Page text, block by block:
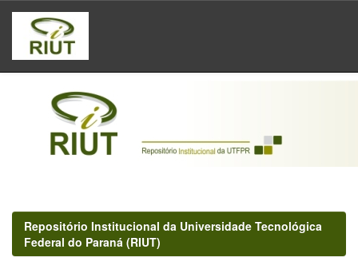
Skip
navigation
Repositório Institucional da Universidade Tecnológica
Federal do Paraná (RIUT)